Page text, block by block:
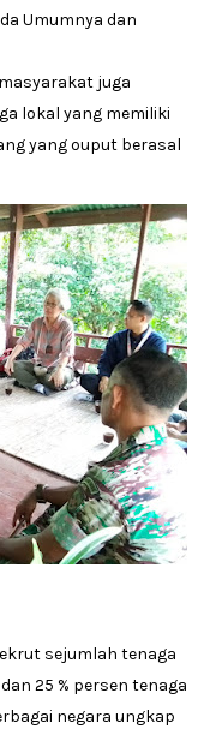
Umumnya dan
juga
lokal yang memiliki
yang ouput berasal
sejumlah tenaga
25 % persen tenaga
negara ungkap